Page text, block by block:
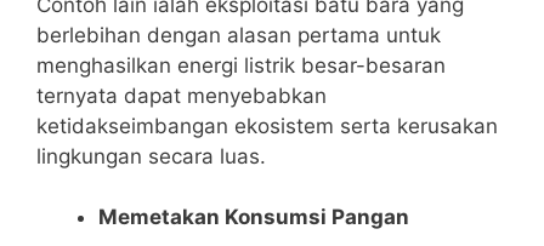
berlebihan dengan alasan pertama untuk
menghasilkan energi listrik besar-besaran
ternyata dapat menyebabkan
ketidakseimbangan ekosistem serta kerusakan
lingkungan secara luas.
Memetakan Konsumsi Pangan